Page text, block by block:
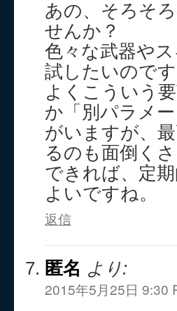
あの、そろそ
せんか？
色々な武器や
試したいのです
よくこういう
か「別パラメ
がいますが、
るのも面倒く
できれば、定
よいですね。
返信
匿名 より:
2015年5月25日 9:30